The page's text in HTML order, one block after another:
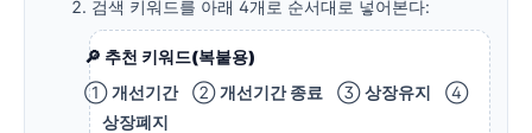
검색 키워드를 아래 4개로 순서대로 넣어본다:
🔎 추천 키워드(복붙용)
①개선기간②개선기간 종료 ③상장유지 ④
상장폐지